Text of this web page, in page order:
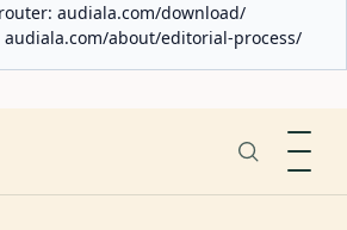
audiala.com/download/
audiala.com/about/editorial-process/